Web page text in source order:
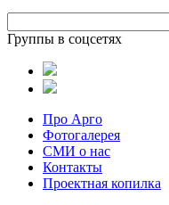
Группы в соцсетях
Про Арго
Фотогалерея
СМИ о нас
Контакты
Проектная копилка